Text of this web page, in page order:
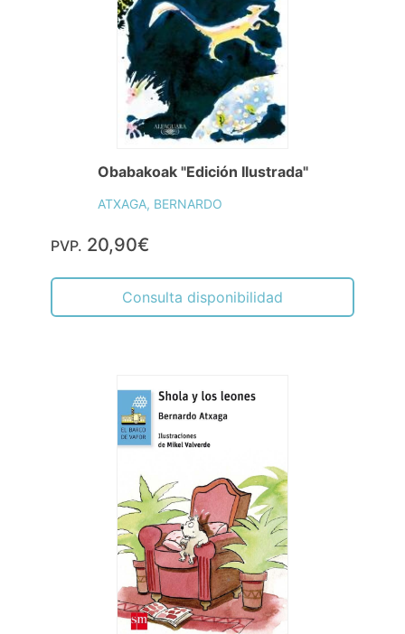
Obabakoak "Edición Ilustrada"
ATXAGA, BERNARDO
PVP. 20,90€
Consulta disponibilidad